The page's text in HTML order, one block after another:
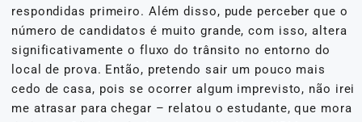
respondidas primeiro. Além disso, pude perceber que o
número de candidatos é muito grande, com isso, altera
significativamente o fluxo do trânsito no entorno do
local de prova. Então, pretendo sair um pouco mais
cedo de casa, pois se ocorrer algum imprevisto, não irei
me atrasar para chegar – relatou o estudante, que mora